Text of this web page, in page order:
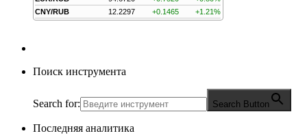
CNY/RUB
12.2297 +0.1465 +1.21%
Поиск инструмента
Search for: Search Button
Последняя аналитика